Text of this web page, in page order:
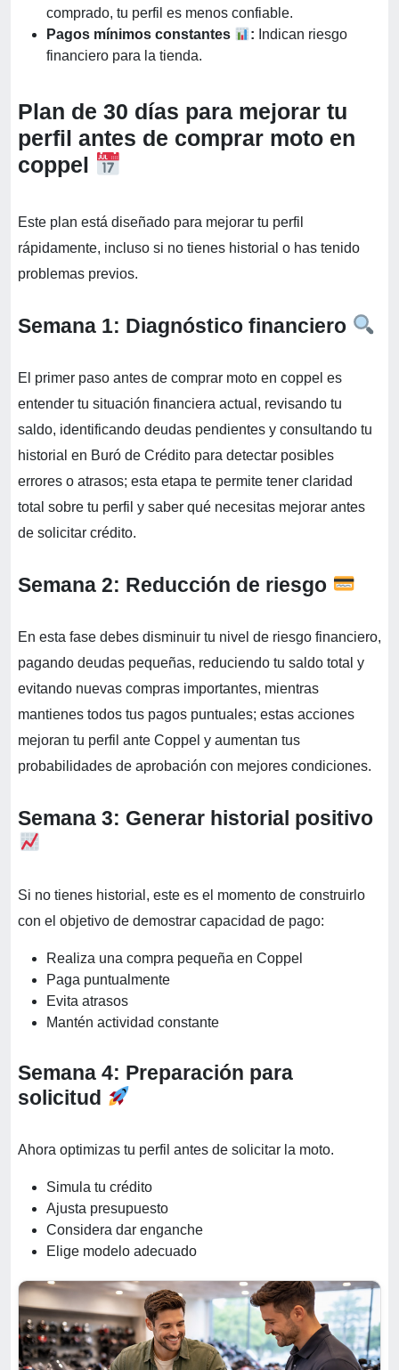
comprado, tu perfil es menos confiable.
Pagos mínimos constantes
: Indican riesgo
financiero para la tienda.
Plan de 30 días para mejorar tu
perfil antes de comprar moto en
coppel
Este plan está diseñado para mejorar tu perfil
rápidamente, incluso si no tienes historial o has tenido
problemas previos.
Semana 1: Diagnóstico financiero
El primer paso antes de comprar moto en coppel es
entender tu situación financiera actual, revisando tu
saldo, identificando deudas pendientes y consultando tu
historial en Buró de Crédito para detectar posibles
errores o atrasos; esta etapa te permite tener claridad
total sobre tu perfil y saber qué necesitas mejorar antes
de solicitar crédito.
Semana 2: Reducción de riesgo
En esta fase debes disminuir tu nivel de riesgo financiero,
pagando deudas pequeñas, reduciendo tu saldo total y
evitando nuevas compras importantes, mientras
mantienes todos tus pagos puntuales; estas acciones
mejoran tu perfil ante Coppel y aumentan tus
probabilidades de aprobación con mejores condiciones.
Semana 3: Generar historial positivo
Si no tienes historial, este es el momento de construirlo
con el objetivo de demostrar capacidad de pago:
Realiza una compra pequeña en Coppel
Paga puntualmente
Evita atrasos
Mantén actividad constante
Semana 4: Preparación para
solicitud
Ahora optimizas tu perfil antes de solicitar la moto.
Simula tu crédito
Ajusta presupuesto
Considera dar enganche
Elige modelo adecuado